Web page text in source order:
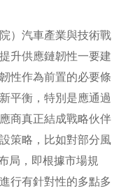
）汽車產業與技術戰
升供應鏈韌性一要建
性作為前置的必要條
平衡，特別是應通過
商真正結成戰略伙伴
策略，比如對部分風
局，即根據市場規
行有針對性的多點多